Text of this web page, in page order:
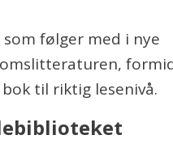
følger med i nye
til riktig lesenivå.